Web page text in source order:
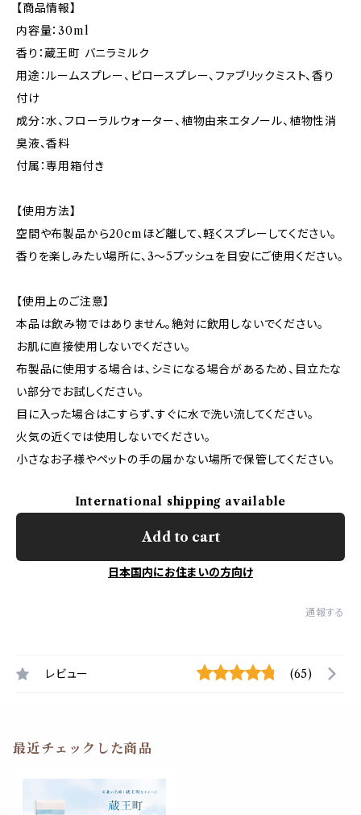
【商品情報】
内容量：30ml
香り：蔵王町 バニラミルク
用途：ルームスプレー、ピロースプレー、ファブリックミスト、香り
付け
成分：水、フローラルウォーター、植物由来エタノール、植物性消
臭液、香料
付属：専用箱付き
【使用方法】
空間や布製品から20cmほど離して、軽くスプレーしてください。
香りを楽しみたい場所に、3〜5プッシュを目安にご使用ください。
【使用上のご注意】
本品は飲み物ではありません。絶対に飲用しないでください。
お肌に直接使用しないでください。
布製品に使用する場合は、シミになる場合があるため、目立たな
い部分でお試しください。
目に入った場合はこすらず、すぐに水で洗い流してください。
火気の近くでは使用しないでください。
小さなお子様やペットの手の届かない場所で保管してください。
International shipping available
Add to cart
日本国内にお住まいの方向け
通報する
レビュー (65)
最近チェックした商品